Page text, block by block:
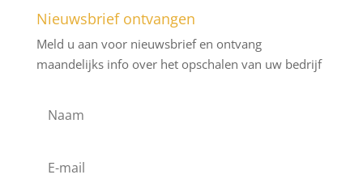
Nieuwsbrief ontvangen
Meld u aan voor nieuwsbrief en ontvang
maandelijks info over het opschalen van uw bedrijf